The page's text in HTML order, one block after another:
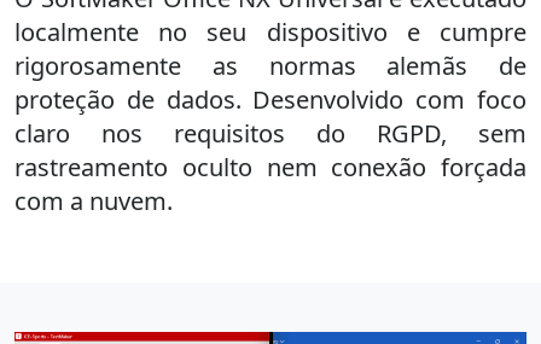
localmente no seu dispositivo e cumpre
rigorosamente as normas alemãs de
proteção de dados. Desenvolvido com foco
claro nos requisitos do RGPD, sem
rastreamento oculto nem conexão forçada
com a nuvem.